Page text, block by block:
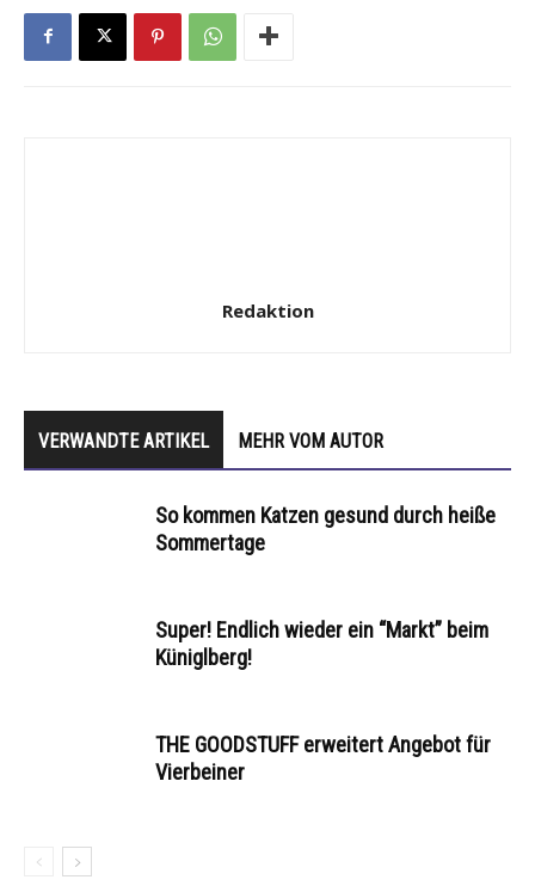
Redaktion
VERWANDTE ARTIKEL MEHR VOM AUTOR
So kommen Katzen gesund durch heiße
Sommertage
Super! Endlich wieder ein “Markt” beim
Küniglberg!
THE GOODSTUFF erweitert Angebot für
Vierbeiner